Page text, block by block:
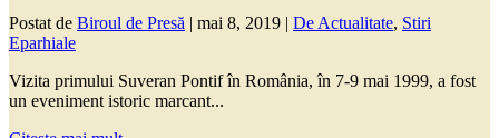
Postat de Biroul de Presă | mai 8, 2019 | De Actualitate, Stiri
Eparhiale
Vizita primului Suveran Pontif în România, în 7-9 mai 1999, a fost
un eveniment istoric marcant...